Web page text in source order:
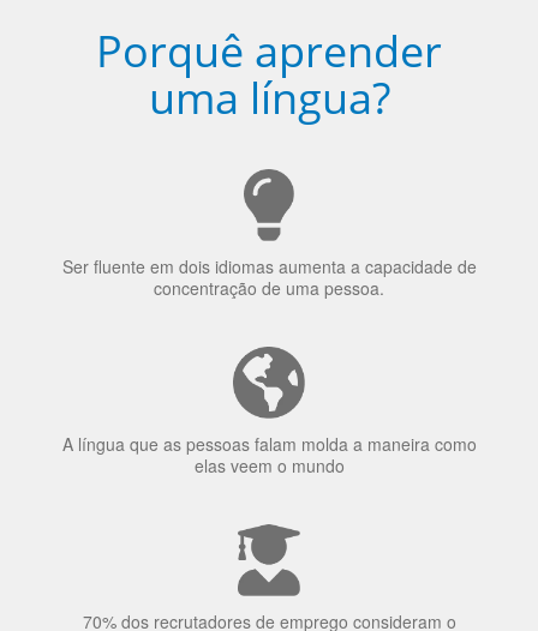
uma língua?
Ser fluente em dois idiomas aumenta a capacidade de
concentração de uma pessoa.
A língua que as pessoas falam molda a maneira como
elas veem o mundo
70% dos recrutadores de emprego consideram o
bilinguismo uma qualidade extremamente impressionante